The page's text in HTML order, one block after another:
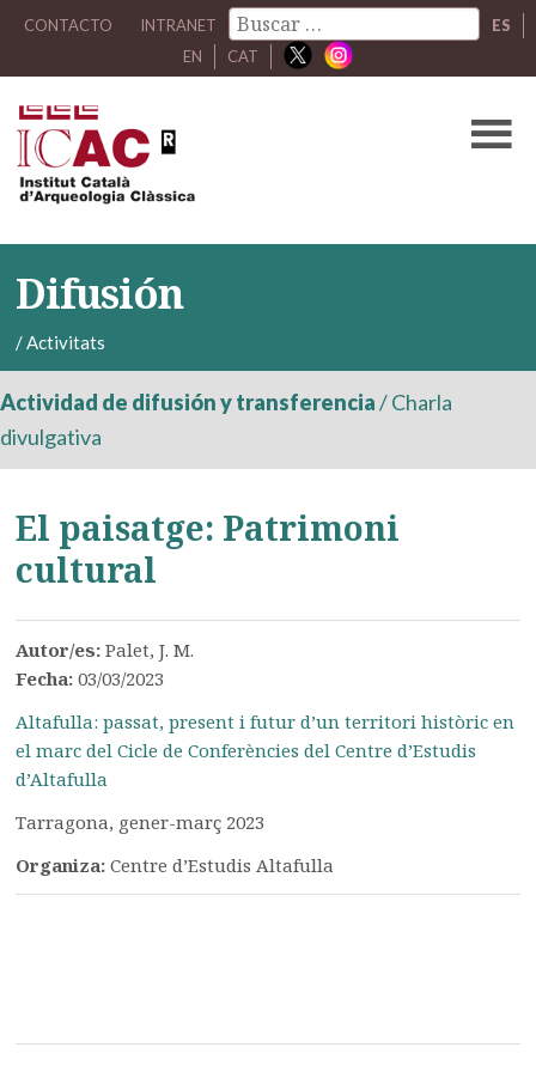
CONTACTO INTRANET
ES
EN
CAT
Difusión
/Activitats
Actividad de difusión y transferencia/Charla
divulgativa
El paisatge: Patrimoni
cultural
Autor/es:Palet, J. M.
Fecha:03/03/2023
Altafulla: passat, present i futur d’un territori històric en
el marc del Cicle de Conferències del Centre d’Estudis
d’Altafulla
Tarragona, gener-març 2023
Organiza:Centre d’Estudis Altafulla